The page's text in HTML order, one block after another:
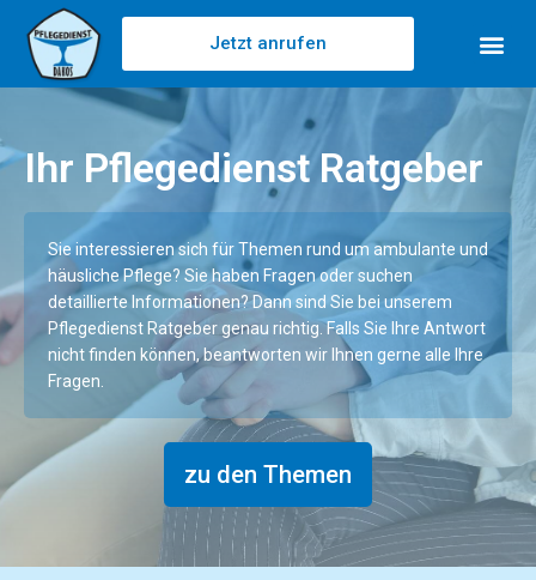
Jetzt anrufen
Ihr Pflegedienst Ratgeber
Sie interessieren sich für Themen rund um ambulante und
häusliche Pflege? Sie haben Fragen oder suchen
detaillierte Informationen? Dann sind Sie bei unserem
Pflegedienst Ratgeber genau richtig. Falls Sie Ihre Antwort
nicht finden können, beantworten wir Ihnen gerne alle Ihre
Fragen.
zu den Themen